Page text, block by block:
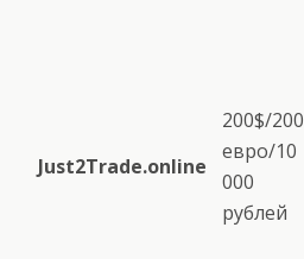
Just2Trade.online
200$/200
евро/10
000
рублей